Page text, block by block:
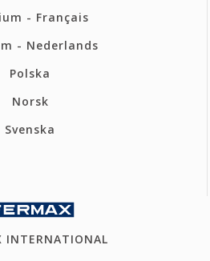
- Français
- Nederlands
Polska
Norsk
Svenska
INTERNATIONAL